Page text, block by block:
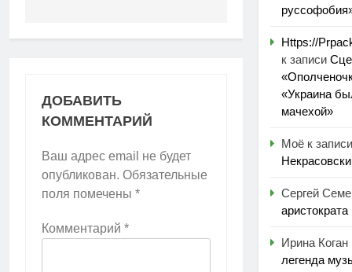
ДОБАВИТЬ
КОММЕНТАРИЙ
Ваш адрес email не будет
опубликован. Обязательные
поля помечены *
Комментарий *
Https://
к записи
«Украина
мачехой»
Моёк
Сергей
аристократа
Ирина Коган
легенда